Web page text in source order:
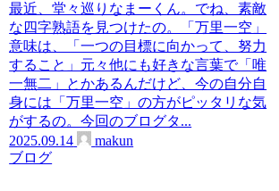
最近、堂々巡りなまーくん。でね、素敵
な四字熟語を見つけたの。「万里一空」
意味は、「一つの目標に向かって、努力
すること」元々他にも好きな言葉で「唯
一無二」とかあるんだけど、今の自分自
身には「万里一空」の方がピッタリな気
がするの。今回のブログタ...
2025.09.14
makun
ブログ